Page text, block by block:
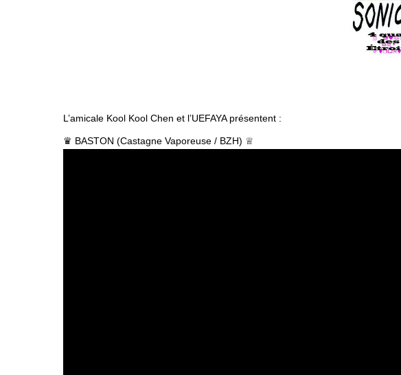
L’amicale Kool Kool Chen et l’UEFAYA présentent :
♛ BASTON (Castagne Vaporeuse / BZH) ♕